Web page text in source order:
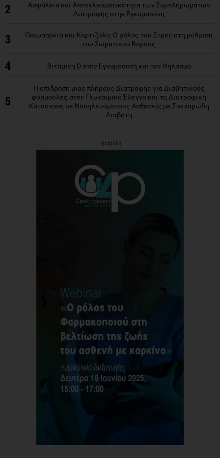
2
Ασφάλεια και Αποτελεσματικότητα των Συμπληρωμάτων
Διατροφής στην Εγκυμοσύνη
3
Παχυσαρκία και Κορτιζόλη: Ο ρόλος του Στρες στη ρύθμιση
του Σωματικού Βάρους
4 Βιταμίνη D στην Εγκυμοσύνη και τον Θηλασμό
5
Η επίδραση μιας πλήρους Διατροφής για Διαβητικούς
φόρμουλες στον Γλυκαιμικό Έλεγχο και τη Διατροφική
Κατάσταση σε Νοσηλευόμενους Ασθενείς με Σακχαρώδη
Διαβήτη
Προβολή